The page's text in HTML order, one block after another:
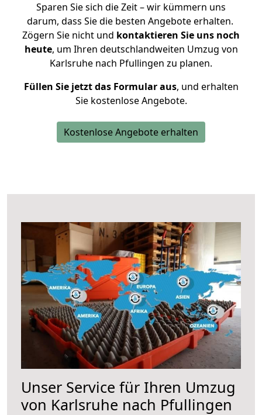
Sparen Sie sich die Zeit – wir kümmern uns
darum, dass Sie die besten Angebote erhalten.
Zögern Sie nicht und kontaktieren Sie uns noch
heute, um Ihren deutschlandweiten Umzug von
Karlsruhe nach Pfullingen zu planen.
Füllen Sie jetzt das Formular aus, und erhalten
Sie kostenlose Angebote.
Kostenlose Angebote erhalten
Unser Service für Ihren Umzug
von Karlsruhe nach Pfullingen